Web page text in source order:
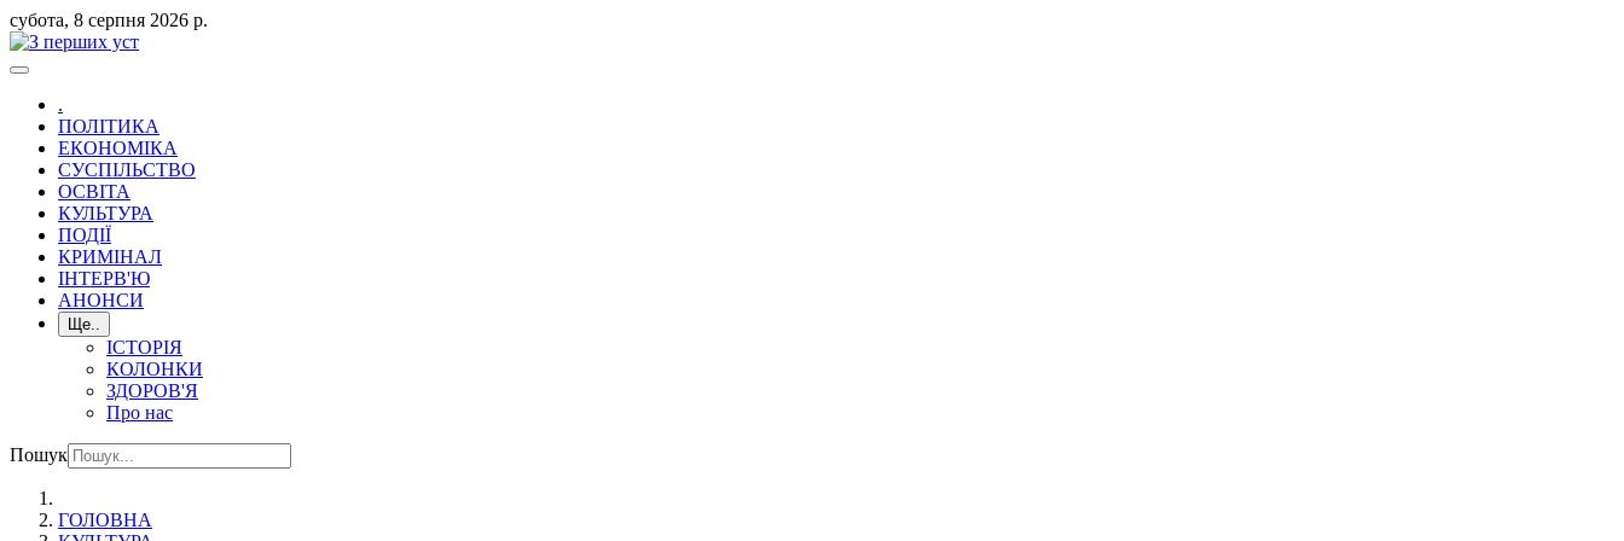
субота, 8 серпня 2026 р.
.
ПОЛІТИКА
ЕКОНОМІКА
СУСПІЛЬСТВО
ОСВІТА
КУЛЬТУРА
ПОДІЇ
КРИМІНАЛ
ІНТЕРВ'Ю
АНОНСИ
Ще..
ІСТОРІЯ
КОЛОНКИ
ЗДОРОВ'Я
Про нас
Пошук
ГОЛОВНА